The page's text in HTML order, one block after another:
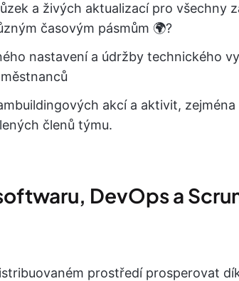
a živých aktualizací pro všechny
časovým pásmům 🌍?
nastavení a údržby technického
akcí a aktivit, zejména
členů týmu.
DevOps a
prostředí prosperovat